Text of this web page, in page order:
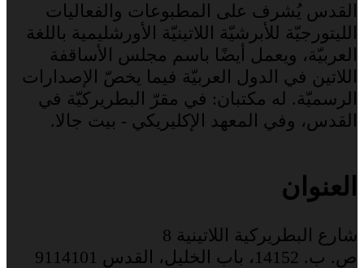
القدس يُشرف على المطبوعات والفعاليات
الليتورجيّة للأبرشيّة اللاتينيّة الأورشليمية باللغة
العربيّة، ويعمل أيضًا باسم مجلس الأساقفة
اللاتين في الدول العربيّة فيما يخصّ الإصدارات
الرسميّة. له مكتبان: في مقرّ البطريركيّة في
القدس، وفي المعهد الإكليريكي - بيت جالا.
العنوان
شارع البطريركية اللاتينية 8
ص. ب. 14152، باب الخليل، القدس 9114101